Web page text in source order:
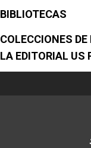
BIBLIOTECAS
COLECCIONES
LA EDITORIAL US